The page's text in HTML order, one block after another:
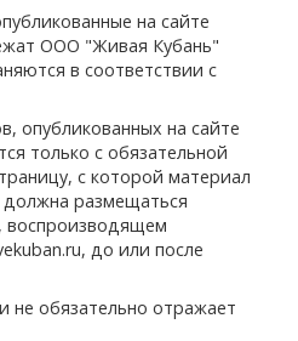
на сайте
ООО "Живая Кубань"
в соответствии с
опубликованных на сайте
только с обязательной
с которой материал
должна размещаться
воспроизводящем
до или после
не обязательно отражает